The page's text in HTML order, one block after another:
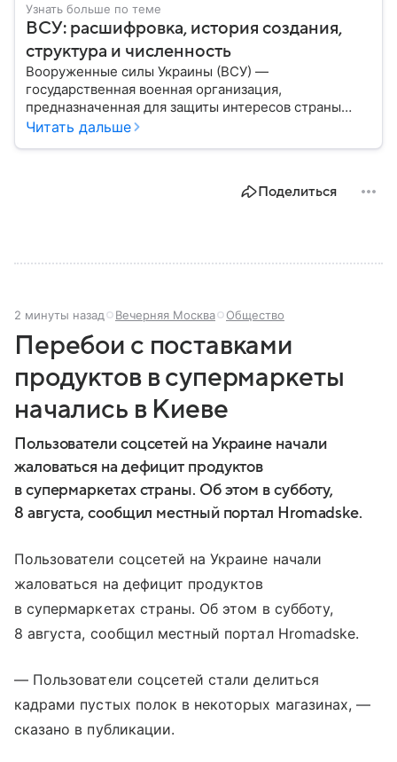
Узнать больше по теме
ВСУ: расшифровка, история создания,
структура и численность
Вооруженные силы Украины (ВСУ) —
государственная военная организация,
предназначенная для защиты интересов страны
военным путем. Была создана после
Читать дальше
Поделиться
2 минуты назад Вечерняя Москва Общество
Перебои с поставками
продуктов в супермаркеты
начались в Киеве
Пользователи соцсетей на Украине начали
жаловаться на дефицит продуктов
в супермаркетах страны. Об этом в субботу,
8 августа, сообщил местный портал Hromadske.
Пользователи соцсетей на Украине начали
жаловаться на дефицит продуктов
в супермаркетах страны. Об этом в субботу,
8 августа, сообщил местный портал Hromadske.
— Пользователи соцсетей стали делиться
кадрами пустых полок в некоторых магазинах, —
сказано в публикации.